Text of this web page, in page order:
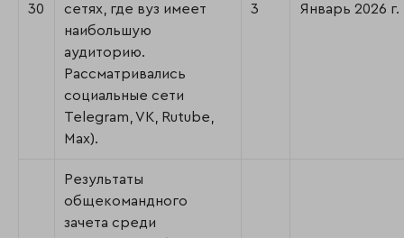
30
сетях, где вуз имеет
наибольшую
аудиторию.
Рассматривались
социальные сети
Telegram, VK, Rutube,
Max).
3 Январь 2026 г.
Результаты
общекомандного
зачета среди